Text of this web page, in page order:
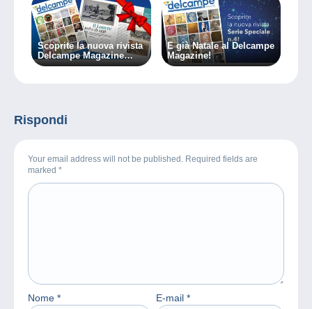
Scoprite la nuova rivista
Delcampe Magazine
Serie Speciale n.2
È già Natale al Delcampe
Magazine!
Rispondi
Your email address will not be published. Required fields are
marked *
Nome * E-mail *